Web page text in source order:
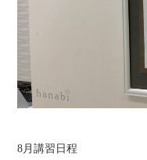
8月講習日程